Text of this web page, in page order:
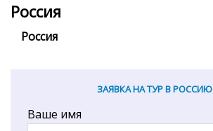
Россия
Россия
ЗАЯВКА НА ТУР В РОССИЮ
Ваше имя